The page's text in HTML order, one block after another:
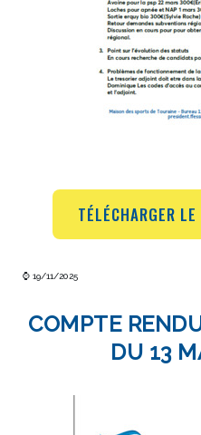
TÉLÉCHARGER
⌚ 19/11/2025
COMPTE
DU 13